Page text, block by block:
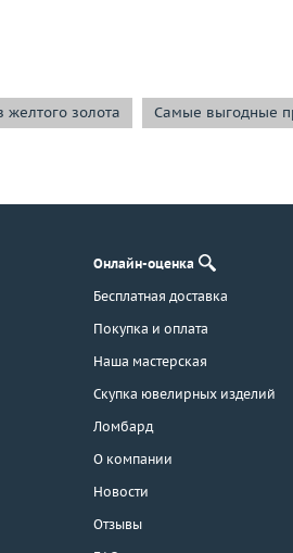
золота Самые выгодные
Онлайн-оценка
Бесплатная доставка
Покупка и оплата
Наша мастерская
Скупка ювелирных изделий
Ломбард
О компании
Новости
Отзывы